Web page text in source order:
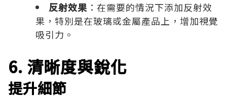
反射效果 ：在需要的情況下添加反射效
果，特別是在玻璃或金屬產品上，增加視覺
吸引力。
6. 清晰度與銳化
提升細節